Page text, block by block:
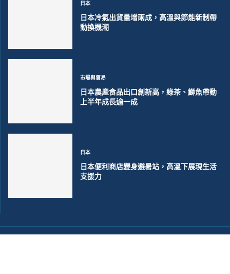
日本
日本冷氣出貨量增兩成，高溫與節能新制帶
動換機潮
市場與貿易
日本農產食品出口創新高，綠茶、鰤魚帶動
上半年成長逾一成
日本
日本便利商店變身避暑站，高溫下展現生活
支援力